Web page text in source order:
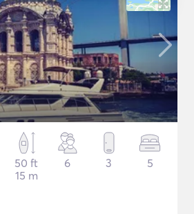
50 ft
15 m
6 3 5